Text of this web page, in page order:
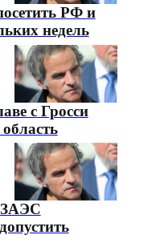
РФ и
недель
с Гросси
ЗАЭС